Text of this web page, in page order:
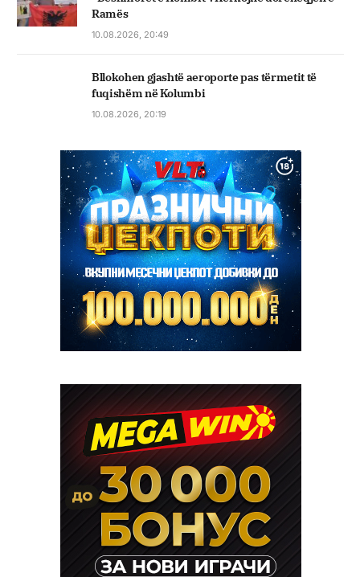
Ramës
10.08.2026, 20:49
Bllokohen gjashtë aeroporte pas tërmetit të
fuqishëm në Kolumbi
10.08.2026, 20:19